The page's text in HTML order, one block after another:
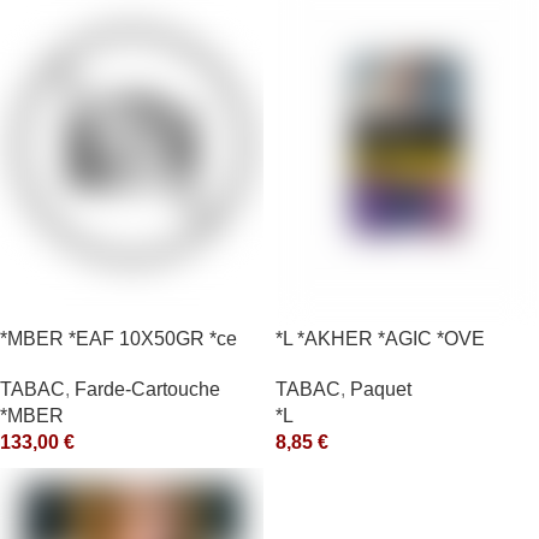
*MBER *EAF 10X50GR *ce
TABAC, Farde-Cartouche
*MBER
133,00 €
*L *AKHER *AGIC *OVE
TABAC, Paquet
*L
8,85 €